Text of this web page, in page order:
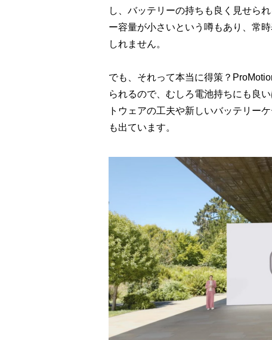
し、バッテリーの持ちも良く見せら
ー容量が小さいという噂もあり、常
しれません。
でも、それって本当に得策？
られるので、むしろ電池持ちにも良
トウェアの工夫や新しいバッテリー
も出ています。